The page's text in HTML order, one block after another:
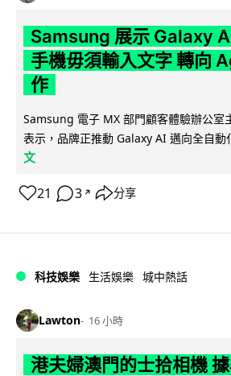
Samsung 展示 Galaxy
手機毋須輸入文字 轉向
作
Samsung 電子 MX 部門顧客體驗辦公室
表示，品牌正推動 Galaxy AI 邁向全自
文
21 3 ↗ 分享
科技娛樂 生活娛樂 城中熱話
Lawton 16 小時
港夫婦澳門的士拾相機